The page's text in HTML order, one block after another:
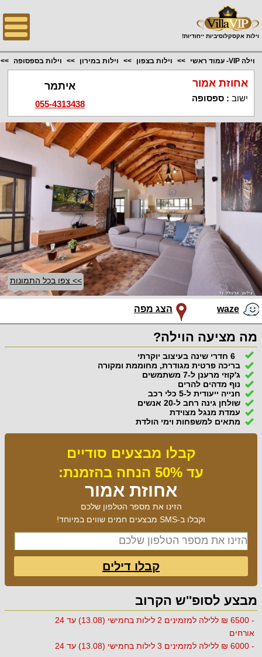
וילות אקסקלוסיביות ייחודיות!
וילה VIP- עמוד ראשי וילות בצפון וילות במירון וילות בספסופה
אחוזת אמור
ישוב :ספסופה
איתמר
055-4313438
>> צפו בכל התמונות
waze הצג מפה
מה מציעה הוילה?
6 חדרי שינה בעיצוב יוקרתי
בריכה פרטית מגודרת, מחוממת ומקורה
ג'קוזי מרענן ל-7 משתמשים
נוף מדהים להרים
חנייה ייעודית ל-5 כלי רכב
שולחן גינה רחב ל-20 אנשים
עמדת מנגל מצוידת
מתאים למשפחות וימי הולדת
קבלו מבצעים סודיים
עד 50% הנחה בהזמנת:
אחוזת אמור
הזינו את מספר הטלפון שלכם
וקבלו ב-SMS מבצעים חמים שווים במיוחד!
קבלו דילים
מבצע לסופ''ש הקרוב
- 6500 ₪ ללילה למזמינים 2 לילות בחמישי (13.08) עד 24
אורחים
- 6000 ₪ ללילה למזמינים 3 לילות בחמישי (13.08) עד 24